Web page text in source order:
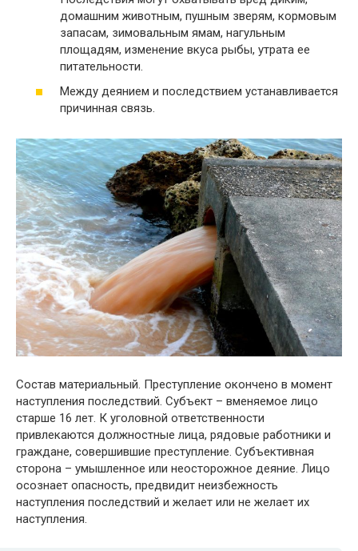
домашним животным, пушным зверям, кормовым
запасам, зимовальным ямам, нагульным
площадям, изменение вкуса рыбы, утрата ее
питательности.
Между деянием и последствием устанавливается
причинная связь.
Состав материальный. Преступление окончено в момент
наступления последствий. Субъект – вменяемое лицо
старше 16 лет. К уголовной ответственности
привлекаются должностные лица, рядовые работники и
граждане, совершившие преступление. Субъективная
сторона – умышленное или неосторожное деяние. Лицо
осознает опасность, предвидит неизбежность
наступления последствий и желает или не желает их
наступления.